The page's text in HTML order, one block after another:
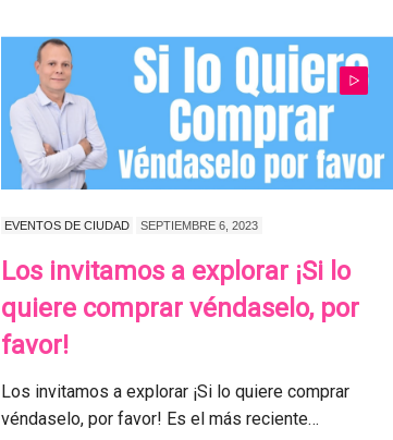
EVENTOS DE CIUDAD SEPTIEMBRE 6, 2023
Los invitamos a explorar ¡Si lo
quiere comprar véndaselo, por
favor!
Los invitamos a explorar ¡Si lo quiere comprar
véndaselo, por favor! Es el más reciente…